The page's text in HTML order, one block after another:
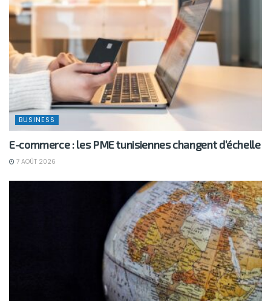
BUSINESS
E-commerce : les PME tunisiennes changent d’échelle
7 AOÛT 2026